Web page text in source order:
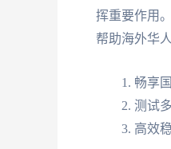
挥重要作用
帮助海外华
畅享
测试
高效